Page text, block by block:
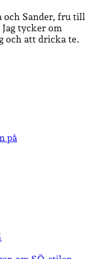
och Sander, fru till
tycker om
och att dricka te.
på